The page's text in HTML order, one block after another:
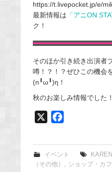
https://t.livepocket.jp/e/
最新情報は 「アニON
ク！
そのほか引き続き出演者
噂！？！？ぜひこの機会
(n╹ω╹)η！
秋のお楽しみ情報でした
e
b
イベント
（その他）
, ショップ・カ